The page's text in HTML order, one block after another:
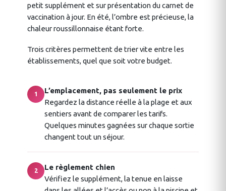
petit supplément et sur présentation du carnet de
vaccination à jour. En été, l’ombre est précieuse, la
chaleur roussillonnaise étant forte.
Trois critères permettent de trier vite entre les
établissements, quel que soit votre budget.
1
L’emplacement, pas seulement le prix
Regardez la distance réelle à la plage et aux
sentiers avant de comparer les tarifs.
Quelques minutes gagnées sur chaque sortie
changent tout un séjour.
2
Le règlement chien
Vérifiez le supplément, la tenue en laisse